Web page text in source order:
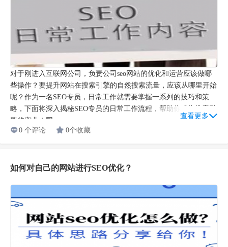
对于刚进入互联网公司，负责公司seo网站的优化和运营应该做哪
些操作？要提升网站在搜索引擎的自然搜索流量，应该从哪里开始
呢？作为一名SEO专员，日常工作就需要掌握一系列的技巧和策
略，下面将深入揭秘SEO专员的日常工作流程，帮助你成为搜索引
擎的宠儿！网...
查看更多
0 个评论
0个收藏
如何对自己的网站进行SEO优化？